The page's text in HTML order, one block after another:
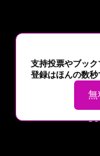
follow us on:
支持投票やブック
登録はほんの数秒
無